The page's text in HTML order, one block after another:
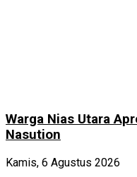
Warga Nias Utara
Nasution
Kamis, 6 Agustus 2026